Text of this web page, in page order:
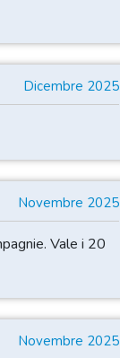
Dicembre 2025
Novembre 2025
Vale i 20
Novembre 2025